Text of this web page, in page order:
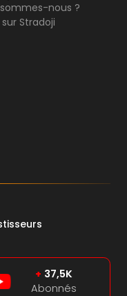
nous ?
sur Stradoji
+ 37,5K
Abonnés